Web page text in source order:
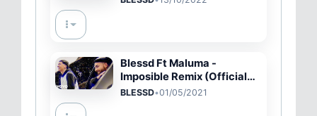
Blessd Ft Maluma -
Imposible Remix (Official
Preview)
BLESSD•01/05/2021